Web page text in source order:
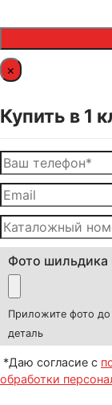
×
Купить в 1
Фото
Приложите фото
деталь
*Даю согласие с
обработки